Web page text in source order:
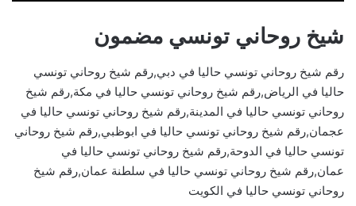
شيخ روحاني تونسي مضمون
رقم شيخ روحاني تونسي حاليا في دبي,رقم شيخ روحاني تونسي
حاليا في الرياض,رقم شيخ روحاني تونسي حاليا في مكة,رقم شيخ
روحاني تونسي حاليا في المدينة,رقم شيخ روحاني تونسي حاليا في
عجمان,رقم شيخ روحاني تونسي حاليا في ابوظبي,رقم شيخ روحاني
تونسي حاليا في الدوحة,رقم شيخ روحاني تونسي حاليا في
عمان,رقم شيخ روحاني تونسي حاليا في سلطنة عمان,رقم شيخ
روحاني تونسي حاليا في الكويت